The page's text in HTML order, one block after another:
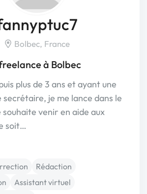
Bolbec, France
à Bolbec
plus de 3 ans et ayant une
je me lance dans le
venir en aide aux
soit…
Rédaction
Assistant virtuel